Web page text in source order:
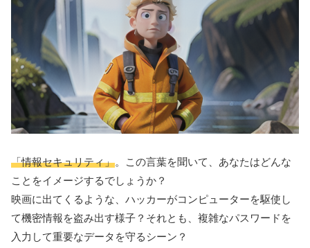
「情報セキュリティ」。この言葉を聞いて、あなたはどんな
ことをイメージするでしょうか？
映画に出てくるような、ハッカーがコンピューターを駆使し
て機密情報を盗み出す様子？それとも、複雑なパスワードを
入力して重要なデータを守るシーン？